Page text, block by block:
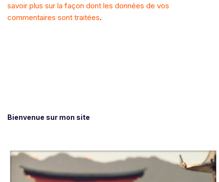
savoir plus sur la façon dont les données de vos
commentaires sont traitées.
Bienvenue sur mon site